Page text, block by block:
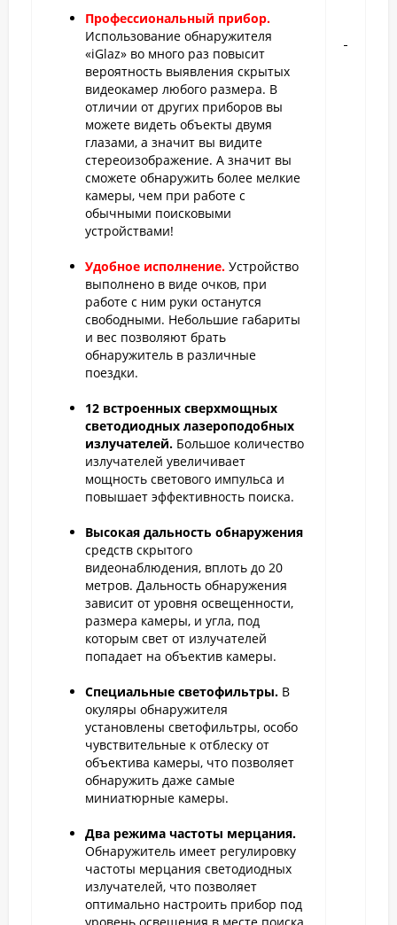
Профессиональный прибор.
Использование обнаружителя
«iGlaz» во много раз повысит
вероятность выявления скрытых
видеокамер любого размера. В
отличии от других приборов вы
можете видеть объекты двумя
глазами, а значит вы видите
стереоизображение. А значит вы
сможете обнаружить более мелкие
камеры, чем при работе с
обычными поисковыми
устройствами!
Удобное исполнение. Устройство
выполнено в виде очков, при
работе с ним руки останутся
свободными. Небольшие габариты
и вес позволяют брать
обнаружитель в различные
поездки.
12 встроенных сверхмощных
светодиодных лазероподобных
излучателей. Большое количество
излучателей увеличивает
мощность светового импульса и
повышает эффективность поиска.
Высокая дальность обнаружения
средств скрытого
видеонаблюдения, вплоть до 20
метров. Дальность обнаружения
зависит от уровня освещенности,
размера камеры, и угла, под
которым свет от излучателей
попадает на объектив камеры.
Специальные светофильтры. В
окуляры обнаружителя
установлены светофильтры, особо
чувствительные к отблеску от
объектива камеры, что позволяет
обнаружить даже самые
миниатюрные камеры.
Два режима частоты мерцания.
Обнаружитель имеет регулировку
частоты мерцания светодиодных
излучателей, что позволяет
оптимально настроить прибор под